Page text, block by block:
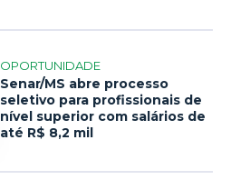
OPORTUNIDADE
Senar/MS abre processo
seletivo para profissionais de
nível superior com salários de
até R$ 8,2 mil